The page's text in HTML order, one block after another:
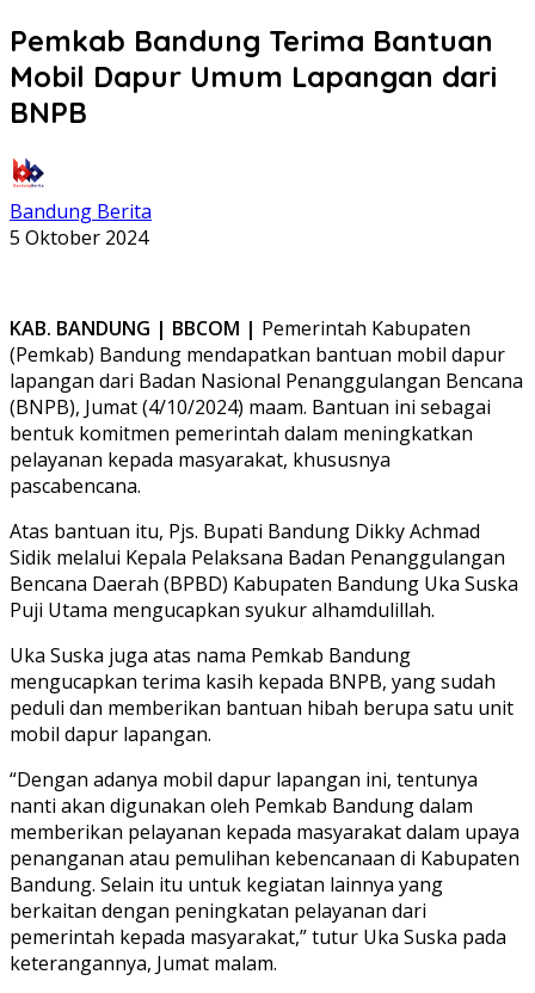
Pemkab Bandung Terima Bantuan
Mobil Dapur Umum Lapangan dari
BNPB
Bandung Berita
5 Oktober 2024
KAB. BANDUNG | BBCOM | Pemerintah Kabupaten
(Pemkab) Bandung mendapatkan bantuan mobil dapur
lapangan dari Badan Nasional Penanggulangan Bencana
(BNPB), Jumat (4/10/2024) maam. Bantuan ini sebagai
bentuk komitmen pemerintah dalam meningkatkan
pelayanan kepada masyarakat, khususnya
pascabencana.
Atas bantuan itu, Pjs. Bupati Bandung Dikky Achmad
Sidik melalui Kepala Pelaksana Badan Penanggulangan
Bencana Daerah (BPBD) Kabupaten Bandung Uka Suska
Puji Utama mengucapkan syukur alhamdulillah.
Uka Suska juga atas nama Pemkab Bandung
mengucapkan terima kasih kepada BNPB, yang sudah
peduli dan memberikan bantuan hibah berupa satu unit
mobil dapur lapangan.
“Dengan adanya mobil dapur lapangan ini, tentunya
nanti akan digunakan oleh Pemkab Bandung dalam
memberikan pelayanan kepada masyarakat dalam upaya
penanganan atau pemulihan kebencanaan di Kabupaten
Bandung. Selain itu untuk kegiatan lainnya yang
berkaitan dengan peningkatan pelayanan dari
pemerintah kepada masyarakat,” tutur Uka Suska pada
keterangannya, Jumat malam.